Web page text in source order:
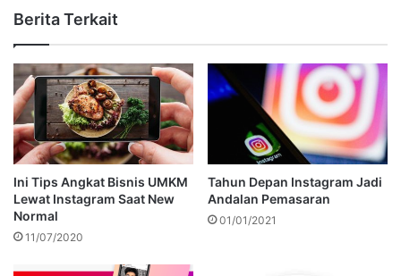
Berita Terkait
Ini Tips Angkat Bisnis UMKM
Lewat Instagram Saat New
Normal
11/07/2020
Tahun Depan Instagram Jadi
Andalan Pemasaran
01/01/2021